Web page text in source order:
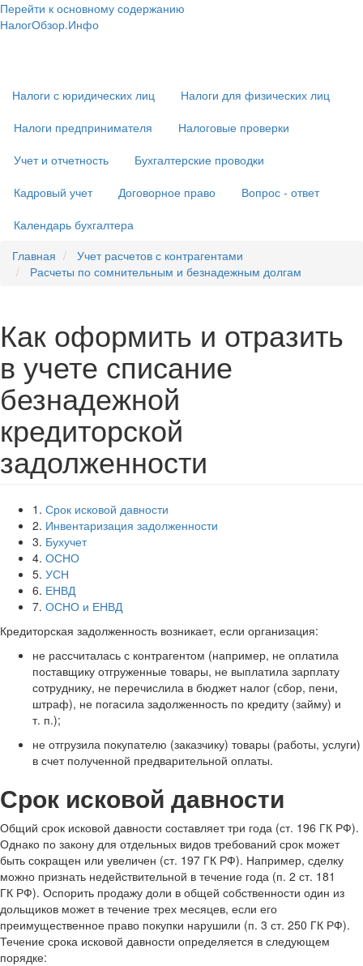
Перейти к основному содержанию
НалогОбзор.Инфо
Налоги с юридических лиц
Налоги для физических лиц
Налоги предпринимателя
Налоговые проверки
Учет и отчетность
Бухгалтерские проводки
Кадровый учет
Договорное право
Вопрос - ответ
Календарь бухгалтера
Главная
Учет расчетов с контрагентами
Расчеты по сомнительным и безнадежным долгам
Как оформить и отразить
в учете списание
безнадежной
кредиторской
задолженности
1. Срок исковой давности
2. Инвентаризация задолженности
3. Бухучет
4. ОСНО
5. УСН
6. ЕНВД
7. ОСНО и ЕНВД
Кредиторская задолженность возникает, если организация:
не рассчиталась с контрагентом (например, не оплатила
поставщику отгруженные товары, не выплатила зарплату
сотруднику, не перечислила в бюджет налог (сбор, пени,
штраф), не погасила задолженность по кредиту (займу) и
т. п.);
не отгрузила покупателю (заказчику) товары (работы, услуги)
в счет полученной предварительной оплаты.
Срок исковой давности
Общий срок исковой давности составляет три года (ст. 196 ГК РФ).
Однако по закону для отдельных видов требований срок может
быть сокращен или увеличен (ст. 197 ГК РФ). Например, сделку
можно признать недействительной в течение года (п. 2 ст. 181
ГК РФ). Оспорить продажу доли в общей собственности один из
дольщиков может в течение трех месяцев, если его
преимущественное право покупки нарушили (п. 3 ст. 250 ГК РФ).
Течение срока исковой давности определяется в следующем
порядке: